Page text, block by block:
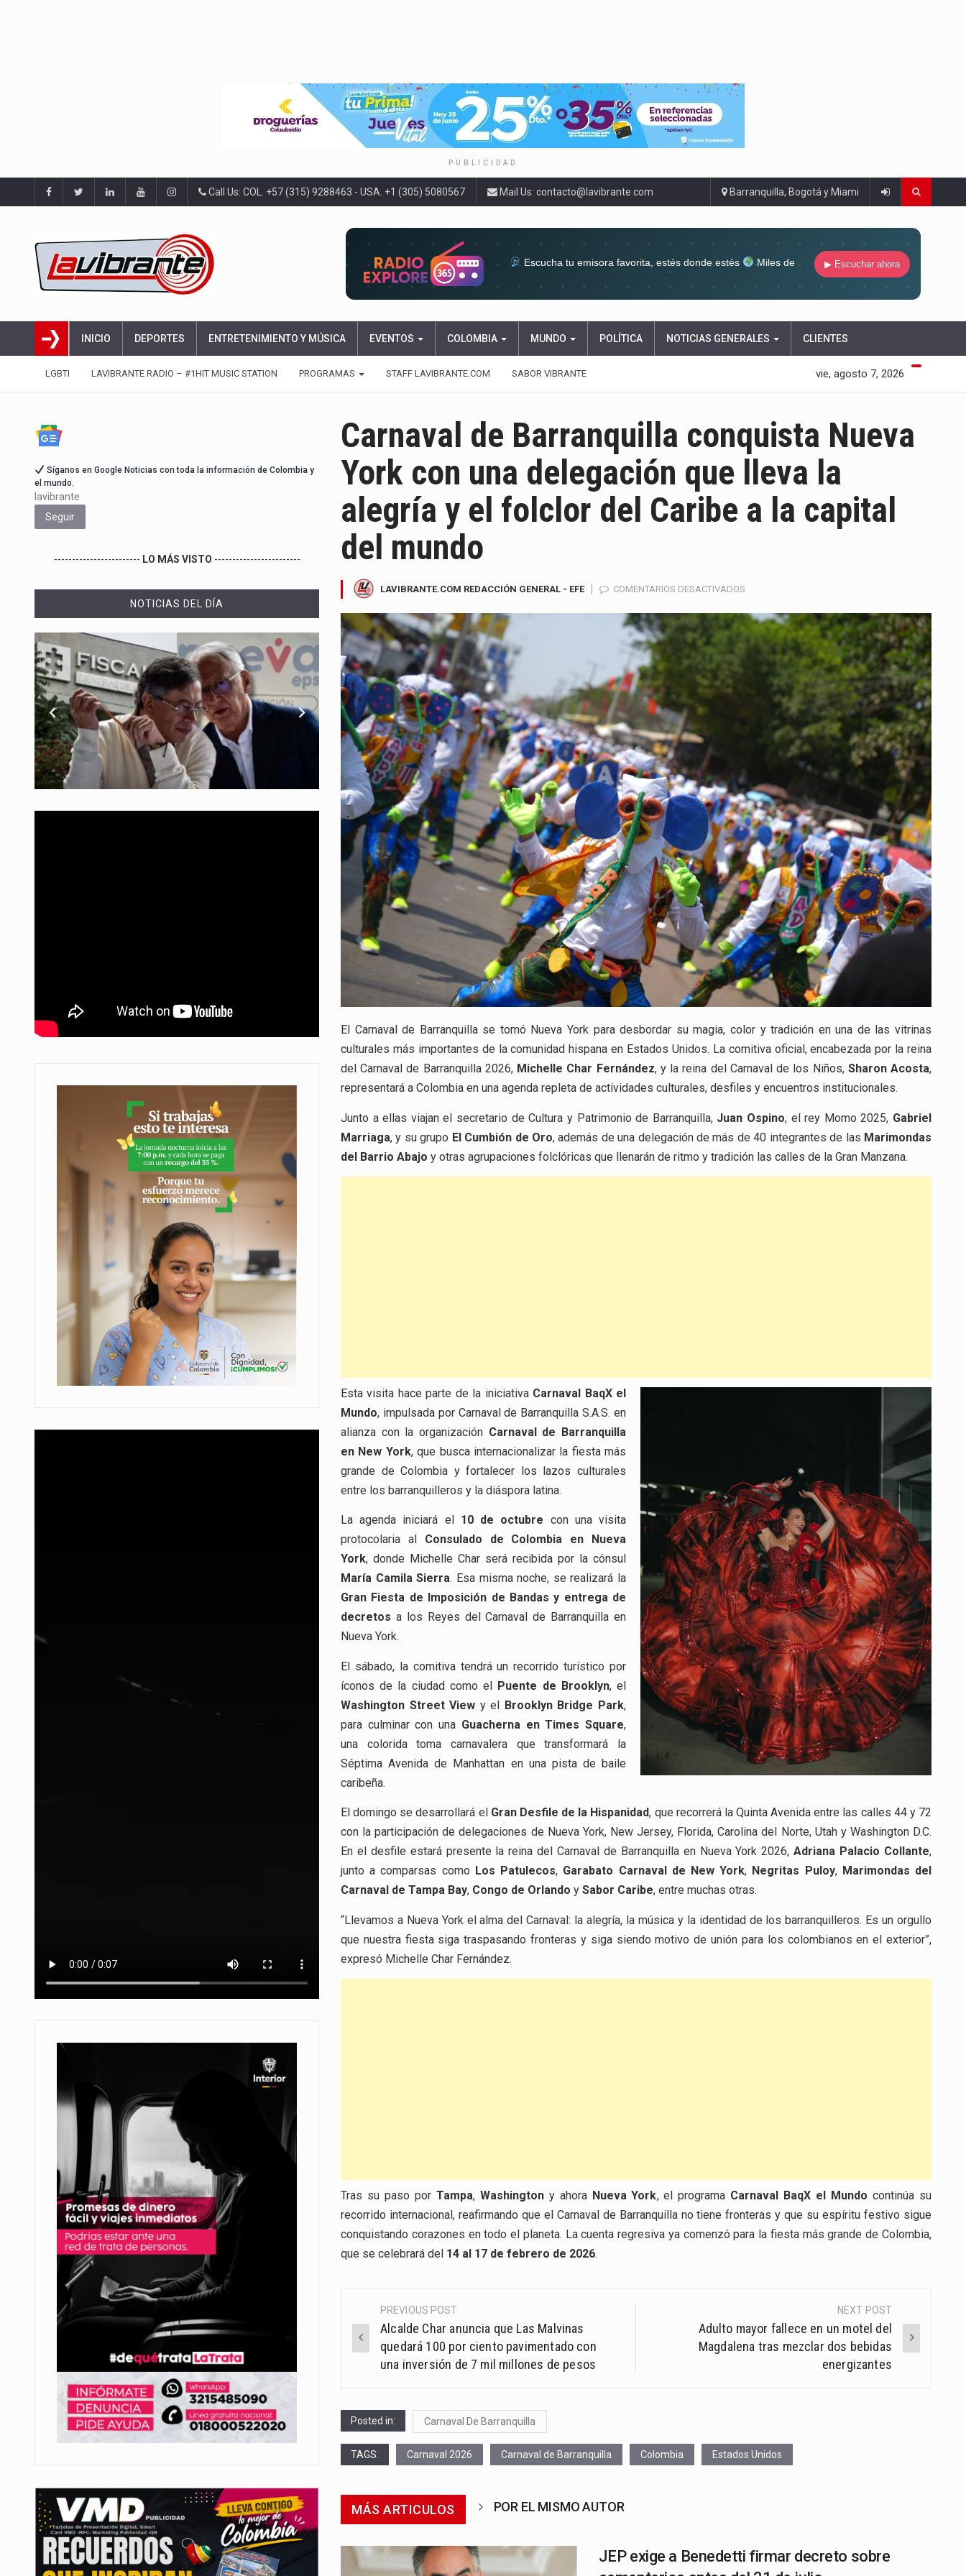
PUBLICIDAD
Call Us: COL. +57 (315) 9288463 - USA. +1 (305) 5080567 Mail Us: contacto@lavibrante.com Barranquilla, Bogotá y Miami
Escucha tu emisora favorita, estés donde estés
Miles de
▶ Escuchar ahora
INICIO DEPORTES ENTRETENIMIENTO Y MÚSICA EVENTOS COLOMBIA MUNDO POLÍTICA NOTICIAS GENERALES CLIENTES
LGBTI LAVIBRANTE RADIO – #1HIT MUSIC STATION PROGRAMAS STAFF LAVIBRANTE.COM SABOR VIBRANTE vie, agosto 7, 2026
Carnaval de Barranquilla conquista Nueva
York con una delegación que lleva la
alegría y el folclor del Caribe a la capital
del mundo
LAVIBRANTE.COM REDACCIÓN GENERAL - EFE COMENTARIOS DESACTIVADOS
DE
BARRANQUILLA
CONQUISTA
NUEVA
DELEGACIÓN
LA
ALEGRÍA
Y
EL
FOLCLOR
DEL
CARIBE
A
LA
CAPITAL
DEL
MUNDO
El Carnaval de Barranquilla se tomó Nueva York para desbordar su magia, color y tradición en una de las vitrinas
culturales más importantes de la comunidad hispana en Estados Unidos. La comitiva oficial, encabezada por la reina
del Carnaval de Barranquilla 2026, Michelle Char Fernández, y la reina del Carnaval de los Niños, Sharon Acosta,
representará a Colombia en una agenda repleta de actividades culturales, desfiles y encuentros institucionales.
Junto a ellas viajan el secretario de Cultura y Patrimonio de Barranquilla, Juan Ospino, el rey Momo 2025, Gabriel
Marriaga, y su grupo El Cumbión de Oro, además de una delegación de más de 40 integrantes de las Marimondas
del Barrio Abajo y otras agrupaciones folclóricas que llenarán de ritmo y tradición las calles de la Gran Manzana.
Esta visita hace parte de la iniciativa Carnaval BaqX el
Mundo, impulsada por Carnaval de Barranquilla S.A.S. en
alianza con la organización Carnaval de Barranquilla
en New York, que busca internacionalizar la fiesta más
grande de Colombia y fortalecer los lazos culturales
entre los barranquilleros y la diáspora latina.
La agenda iniciará el 10 de octubre con una visita
protocolaria al Consulado de Colombia en Nueva
York, donde Michelle Char será recibida por la cónsul
María Camila Sierra. Esa misma noche, se realizará la
Gran Fiesta de Imposición de Bandas y entrega de
decretos a los Reyes del Carnaval de Barranquilla en
Nueva York.
El sábado, la comitiva tendrá un recorrido turístico por
íconos de la ciudad como el Puente de Brooklyn, el
Washington Street View y el Brooklyn Bridge Park,
para culminar con una Guacherna en Times Square,
una colorida toma carnavalera que transformará la
Séptima Avenida de Manhattan en una pista de baile
caribeña.
El domingo se desarrollará el Gran Desfile de la Hispanidad, que recorrerá la Quinta Avenida entre las calles 44 y 72
con la participación de delegaciones de Nueva York, New Jersey, Florida, Carolina del Norte, Utah y Washington D.C.
En el desfile estará presente la reina del Carnaval de Barranquilla en Nueva York 2026,Adriana Palacio Collante,
junto a comparsas como Los Patulecos, Garabato Carnaval de New York, Negritas Puloy, Marimondas del
Carnaval de Tampa Bay, Congo de Orlando y Sabor Caribe, entre muchas otras.
“Llevamos a Nueva York el alma del Carnaval: la alegría, la música y la identidad de los barranquilleros. Es un orgullo
que nuestra fiesta siga traspasando fronteras y siga siendo motivo de unión para los colombianos en el exterior”,
expresó Michelle Char Fernández.
Tras su paso por Tampa, Washingtony ahora Nueva York, el programa Carnaval BaqX el Mundo continúa su
recorrido internacional, reafirmando que el Carnaval de Barranquilla no tiene fronteras y que su espíritu festivo sigue
conquistando corazones en todo el planeta. La cuenta regresiva ya comenzó para la fiesta más grande de Colombia,
que se celebrará del 14 al 17 de febrero de 2026.
Post
navigation
PREVIOUS POST
Alcalde Char anuncia que Las Malvinas
quedará 100 por ciento pavimentado con
una inversión de 7 mil millones de pesos
NEXT POST
Adulto mayor fallece en un motel del
Magdalena tras mezclar dos bebidas
energizantes
Posted in: Carnaval De Barranquilla
TAGS: Carnaval 2026 Carnaval de Barranquilla Colombia Estados Unidos
MÁS ARTICULOS POR EL MISMO AUTOR
JEP exige a Benedetti firmar decreto sobre
Síganos en Google Noticias con toda la información de Colombia y
el mundo.
lavibrante
Seguir
------------------------ LO MÁS VISTO ------------------------
NOTICIAS DEL DÍA